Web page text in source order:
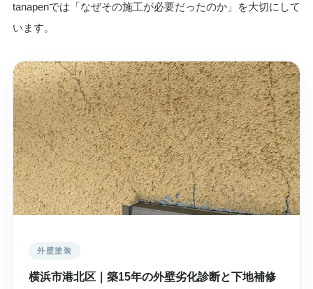
tanapenでは「なぜその施工が必要だったのか」を大切にして
います。
外壁塗装
横浜市港北区｜築15年の外壁劣化診断と下地補修